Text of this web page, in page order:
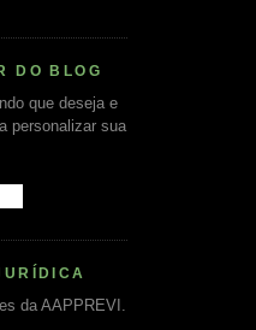
DO BLOG
que deseja e
personalizar sua
da AAPPREVI.